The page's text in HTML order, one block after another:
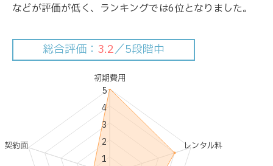
などが評価が低く、ランキングでは6位となりました。
総合評価： 3.2／5段階中
初期費用
レンタル料
契約面
1
2
3
4
5